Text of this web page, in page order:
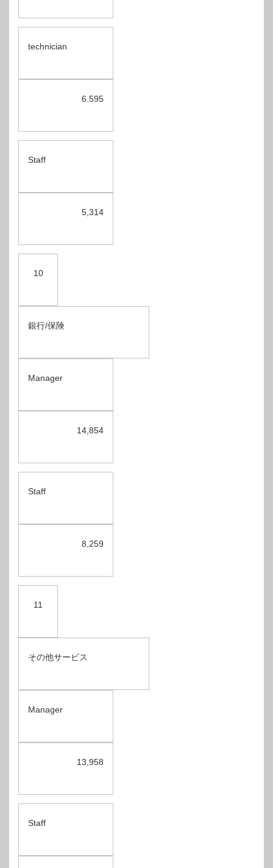
technician
6.595
Staff
5,314
10
銀行/保険
Manager
14,854
Staff
8,259
11
その他サービス
Manager
13,958
Staff